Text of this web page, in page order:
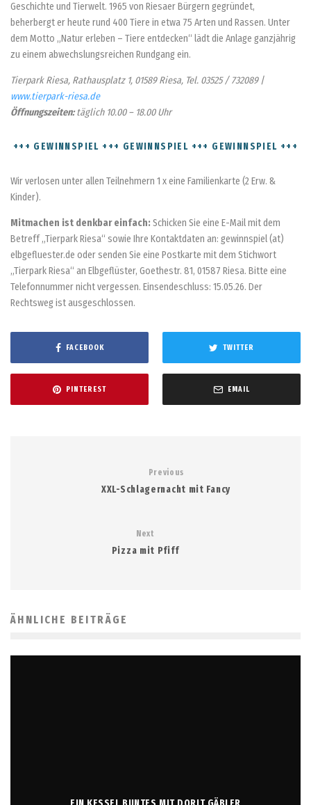
Geschichte und Tierwelt. 1965 von Riesaer Bürgern gegründet,
beherbergt er heute rund 400 Tiere in etwa 75 Arten und Rassen. Unter
dem Motto „Natur erleben – Tiere entdecken“ lädt die Anlage ganzjährig
zu einem abwechslungsreichen Rundgang ein.
Tierpark Riesa, Rathausplatz 1, 01589 Riesa, Tel. 03525 / 732089 |
www.tierpark-riesa.de
Öffnungszeiten:täglich 10.00 – 18.00 Uhr
+++ GEWINNSPIEL +++ GEWINNSPIEL +++ GEWINNSPIEL +++
Wir verlosen unter allen Teilnehmern 1 x eine Familienkarte (2 Erw. &
Kinder).
Mitmachen ist denkbar einfach: Schicken Sie eine E-Mail mit dem
Betreff „Tierpark Riesa“ sowie Ihre Kontaktdaten an: gewinnspiel (at)
elbgefluester.de oder senden Sie eine Postkarte mit dem Stichwort
„Tierpark Riesa“ an Elbgeflüster, Goethestr. 81, 01587 Riesa. Bitte eine
Telefonnummer nicht vergessen. Einsendeschluss: 15.05.26. Der
Rechtsweg ist ausgeschlossen.
FACEBOOK TWITTER
PINTEREST EMAIL
Previous
XXL-Schlagernacht mit Fancy
Next
Pizza mit Pfiff
ÄHNLICHE BEITRÄGE